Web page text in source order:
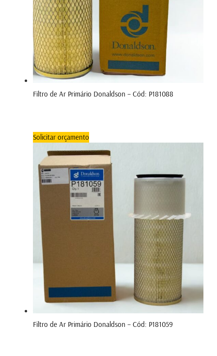
Filtro de Ar Primário Donaldson – Cód: P181088
Solicitar orçamento
Filtro de Ar Primário Donaldson – Cód: P181059